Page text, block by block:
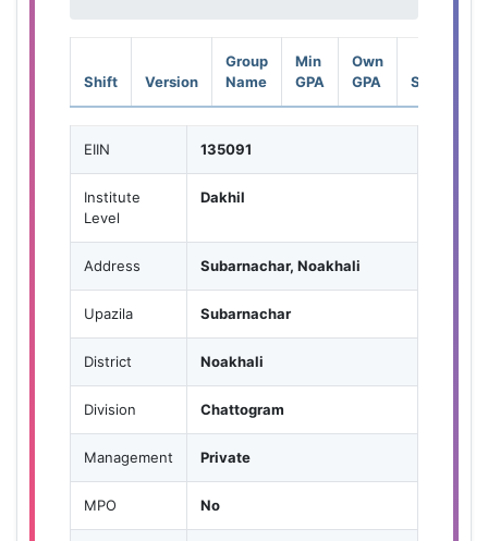
Shift Version
Group
Name
Min
GPA
Own
GPA
Seat
EIIN 135091
Institute
Level
Dakhil
Address Subarnachar, Noakhali
Upazila Subarnachar
District Noakhali
Division Chattogram
Management Private
MPO No